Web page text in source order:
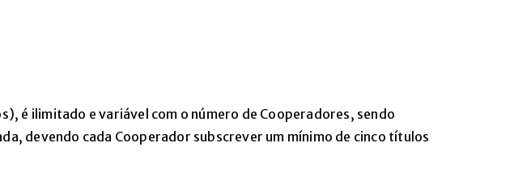
é ilimitado e variável com o número de Cooperadores, sendo
devendo cada Cooperador subscrever um mínimo de cinco títulos